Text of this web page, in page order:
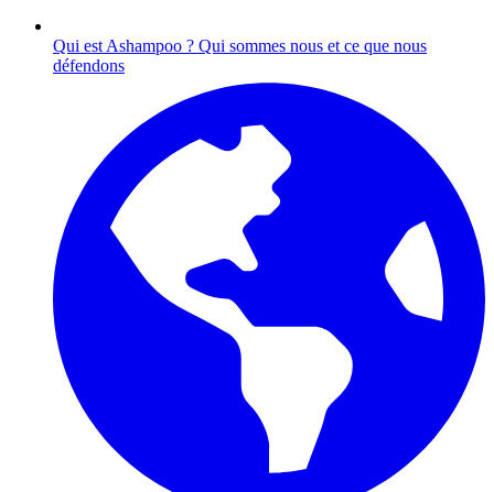
Qui est Ashampoo ? Qui sommes nous et ce que nous
défendons